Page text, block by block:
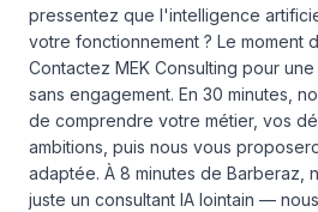
pressentez que l'intelligence
votre fonctionnement ? Le moment
Contactez MEK Consulting pour
sans engagement. En 30 minutes,
de comprendre votre métier, vos
ambitions, puis nous vous
adaptée. À 8 minutes de Barberaz,
juste un consultant IA lointain —